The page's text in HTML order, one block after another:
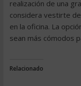
realización de una
considera vestirte
en la oficina. La
sean más cómodos
Relacionado